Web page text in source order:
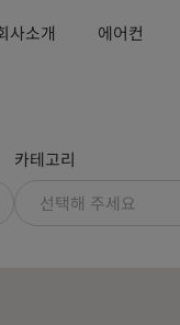
사소개 에어컨
카테고리
선택해 주세요